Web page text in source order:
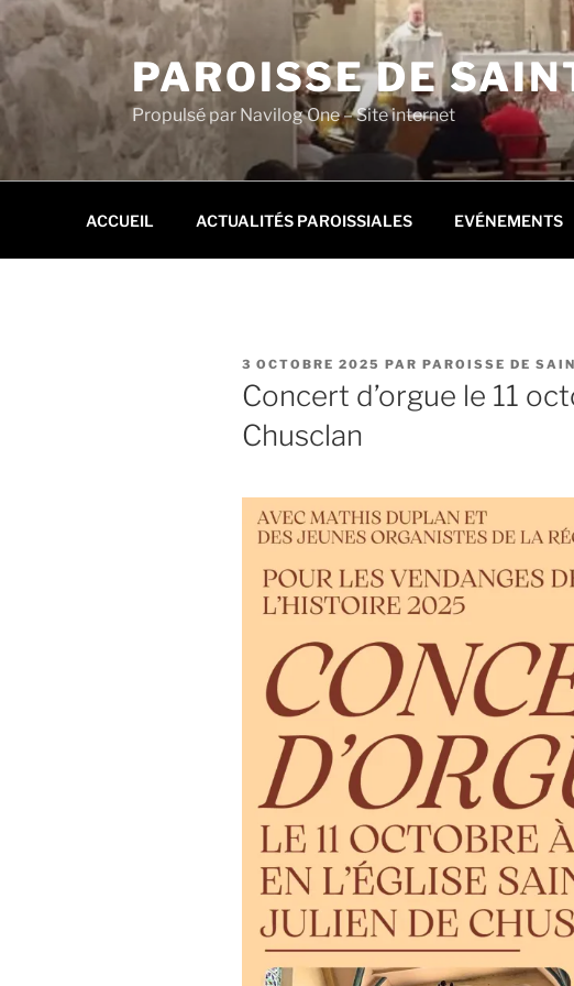
Aller
au
contenu
principal
PAROISSE DE
Propulsé par Navilog One – Site internet
ACCUEIL ACTUALITÉS PAROISSIALES EVÉNEMENTS
PUBLIÉ
LE
3 OCTOBRE 2025 PAR PAROISSE DE
Concert d’orgue le 11
Chusclan